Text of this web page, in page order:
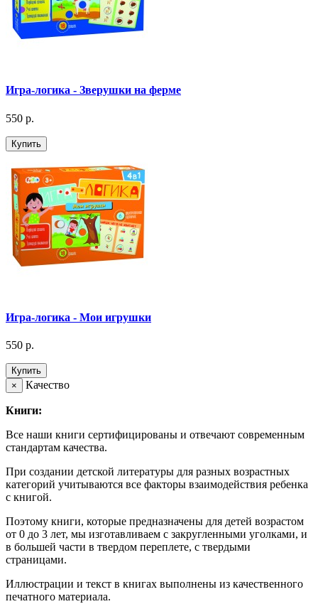
Игра-логика - Зверушки на ферме
550 р.
Купить
Игра-логика - Мои игрушки
550 р.
Купить
×
Качество
Книги:
Все наши книги сертифицированы и отвечают современным
стандартам качества.
При создании детской литературы для разных возрастных
категорий учитываются все факторы взаимодействия ребенка
с книгой.
Поэтому книги, которые предназначены для детей возрастом
от 0 до 3 лет, мы изготавливаем с закругленными уголками, и
в большей части в твердом переплете, с твердыми
страницами.
Иллюстрации и текст в книгах выполнены из качественного
печатного материала.